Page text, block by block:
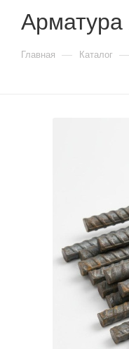
Главная — Каталог —